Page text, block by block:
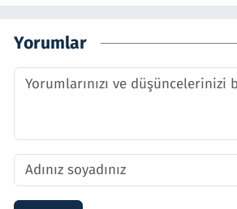
Yorumlar